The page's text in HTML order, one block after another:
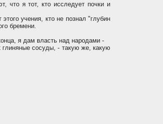
что я тот, кто исследует почки и
учения, кто не познал "глубин
бремени.
я дам власть над народами -
глиняные сосуды, - такую же, какую